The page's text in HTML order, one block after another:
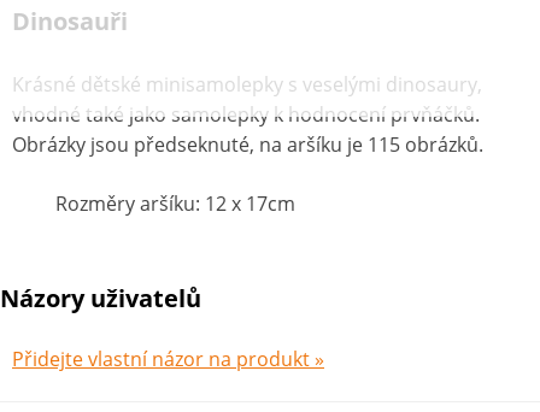
Dinosauři
Krásné dětské minisamolepky s veselými dinosaury,
vhodné také jako samolepky k hodnocení prvňáčků.
Obrázky jsou předseknuté, na aršíku je 115 obrázků.
Rozměry aršíku: 12 x 17cm
Názory uživatelů
Přidejte vlastní názor na produkt »